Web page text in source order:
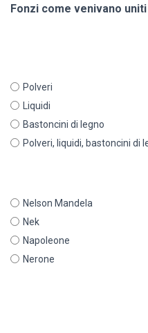
Fonzi come venivano
Polveri
Liquidi
Bastoncini di legno
Polveri, liquidi, bastoncini di
Nelson Mandela
Nek
Napoleone
Nerone